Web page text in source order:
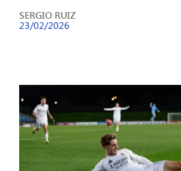
planificación […]
SERGIO RUIZ
23/02/2026